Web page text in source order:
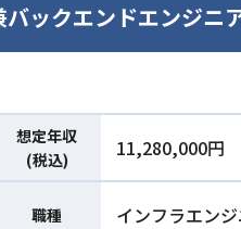
ックエンドエンジニ
想定年収
(税込)
11,280,000円
職種 インフラエン